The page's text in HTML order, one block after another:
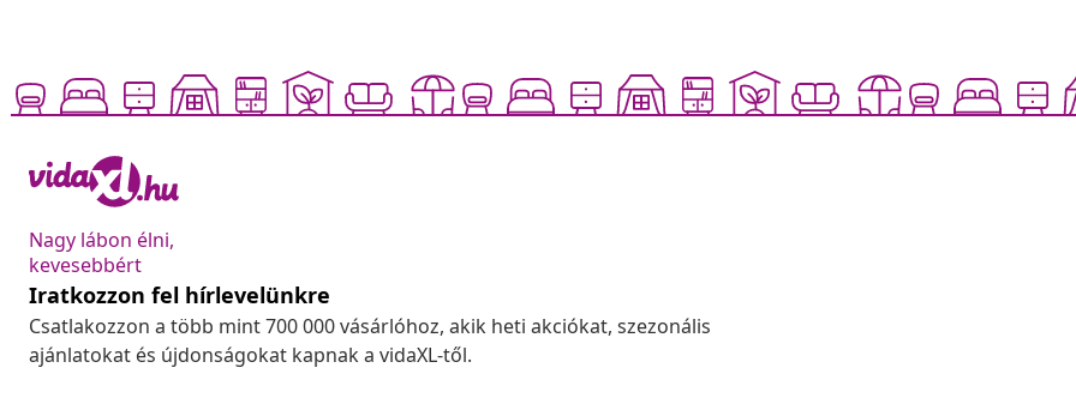
Nagy lábon élni,
kevesebbért
Iratkozzon fel hírlevelünkre
Csatlakozzon a több mint 700 000 vásárlóhoz, akik heti akciókat, szezonális
ajánlatokat és újdonságokat kapnak a vidaXL-től.